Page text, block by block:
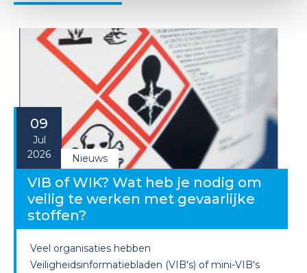
09
Jul
2026
Nieuws
VIB of WIK? Wat heb je nodig om
veilig te werken met gevaarlijke
stoffen?
Veel organisaties hebben
Veiligheidsinformatiebladen (VIB's) of mini-VIB's